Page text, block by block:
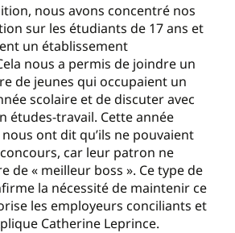
nous avons concentré nos
sur les étudiants de 17 ans et
un établissement
nous a permis de joindre un
de jeunes qui occupaient un
scolaire et de discuter avec
études-travail. Cette année
ont dit qu’ils ne pouvaient
car leur patron ne
de « meilleur boss ». Ce type de
la nécessité de maintenir ce
les employeurs conciliants et
Catherine Leprince.